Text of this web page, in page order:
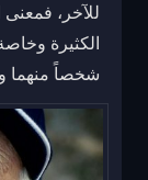
للآخر، فمعنى
الكثيرة
شخصاً منهما